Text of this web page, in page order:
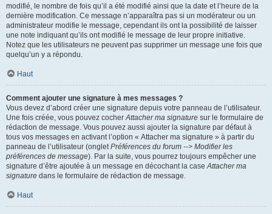
modifié, le nombre de fois qu’il a été modifié ainsi que la date et l’heure de la
dernière modification. Ce message n’apparaîtra pas si un modérateur ou un
administrateur modifie le message, cependant ils ont la possibilité de laisser
une note indiquant qu’ils ont modifié le message de leur propre initiative.
Notez que les utilisateurs ne peuvent pas supprimer un message une fois que
quelqu’un y a répondu.
Haut
Comment ajouter une signature à mes messages ?
Vous devez d’abord créer une signature depuis votre panneau de l’utilisateur.
Une fois créée, vous pouvez cocherAttacher ma signature sur le formulaire de
rédaction de message. Vous pouvez aussi ajouter la signature par défaut à
tous vos messages en activant l’option « Attacher ma signature » à partir du
panneau de l’utilisateur (ongletPréférences du forum --> Modifier les
préférences de message). Par la suite, vous pourrez toujours empêcher une
signature d’être ajoutée à un message en décochant la caseAttacher ma
signature dans le formulaire de rédaction de message.
Haut